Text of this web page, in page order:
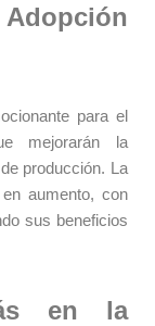
Adopción
para el
mejorarán la
producción. La
aumento, con
sus beneficios
en la